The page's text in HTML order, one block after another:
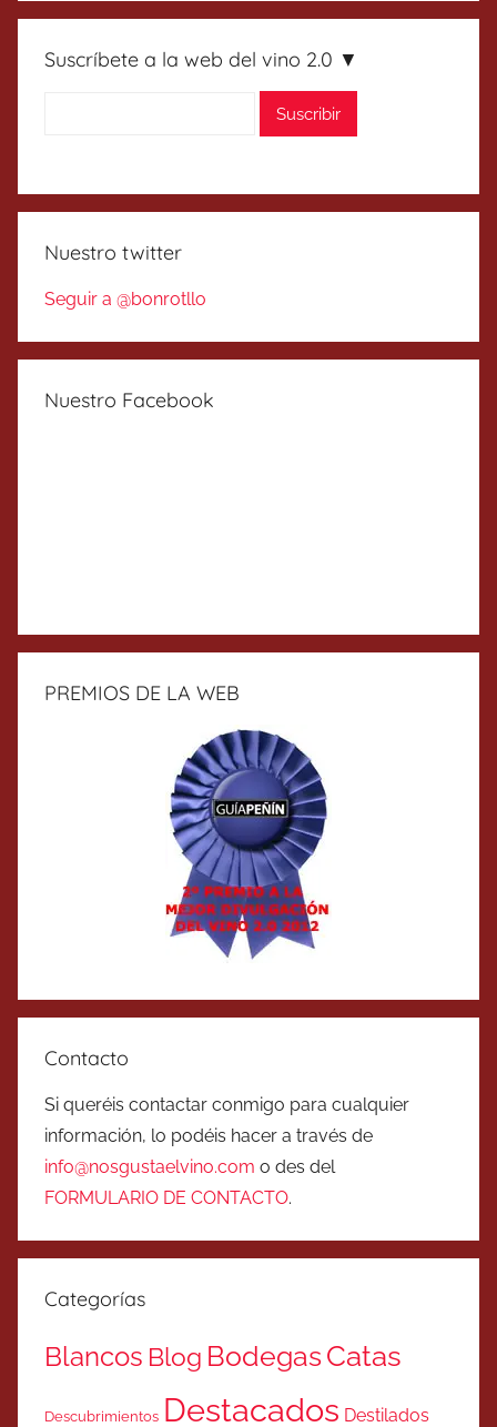
Suscríbete a la web del vino 2.0 ▼
Nuestro twitter
Seguir a @bonrotllo
Nuestro Facebook
PREMIOS DE LA WEB
Contacto
Si queréis contactar conmigo para cualquier
información, lo podéis hacer a través de
info@nosgustaelvino.com o des del
FORMULARIO DE CONTACTO.
Categorías
Blancos Blog BodegasCatas
Descubrimientos Destacados Destilados